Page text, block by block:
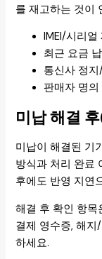
를 재고하는 것이
IMEI/시리
최근 요금
통신사 정
판매자 명
미납 해결
미납이 해결된 기
방식과 처리 완료
후에도 반영 지연
해결 후 확인 항
결제 영수증, 해
하세요.